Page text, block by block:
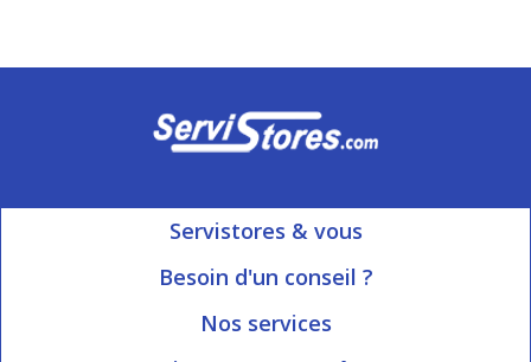
Servistores & vous
Mon compte
Besoin d'un conseil ?
Ouvert du Lundi au Vendredi
Nos services